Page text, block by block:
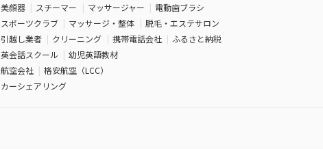
美顔器 スチーマー マッサージャー
電動歯ブラシ
スポーツクラブ マッサージ・整体
脱毛・エステサロン
引越し業者 クリーニング 携帯電話会社
ふるさと納税
英会話スクール
幼児英語教材
航空会社
格安航空（LCC）
カーシェアリング